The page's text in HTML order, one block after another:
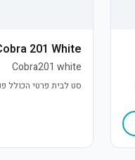
201 White
Cobra201 white
סט לבית פרטי הכולל